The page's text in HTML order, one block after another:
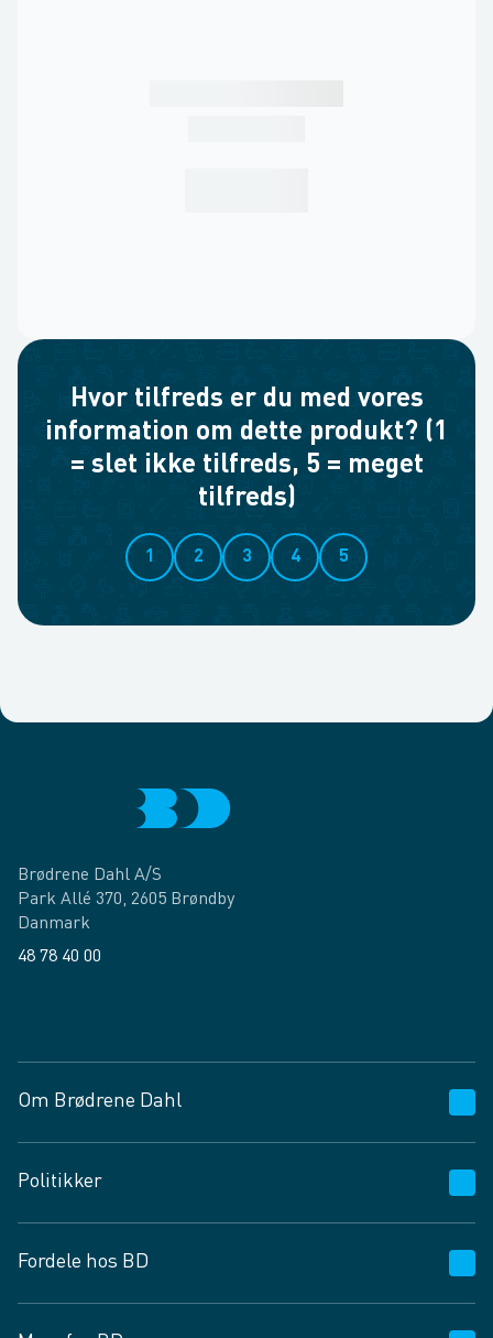
Hvor tilfreds er du med vores
information om dette produkt? (1
= slet ikke tilfreds, 5 = meget
tilfreds)
1 2 3 4 5
Brødrene Dahl A/S
Park Allé 370, 2605 Brøndby
Danmark
48 78 40 00
Om Brødrene Dahl
Vagttelefon 30 10 89 89
Spørgsmål og svar
Job og karriere
Fødevarekontrolrapport
Politikker
Privatlivspolitik
Cookies
Fordele hos BD